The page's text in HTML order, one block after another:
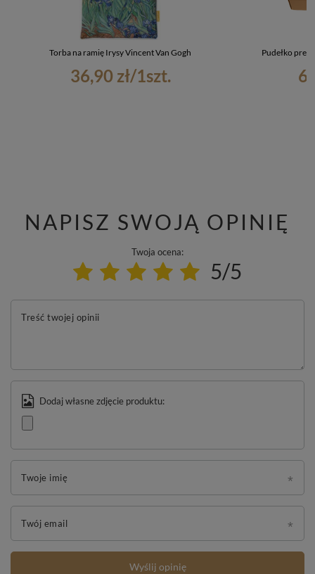
Torba na ramię Irysy Vincent Van Gogh
36,90 zł/1szt.
Pudełko
NAPISZ SWOJĄ OPINIĘ
Twoja ocena:
5/5
Treść twojej opinii
Dodaj własne zdjęcie produktu:
Twoje imię
Twój email
Wyślij opinię